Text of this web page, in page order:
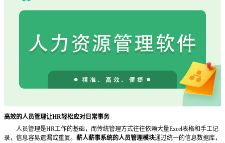
高效的人员管理让HR轻松应对日常事务
人员管理是HR工作的基础，而传统管理方式往往依赖大量Excel表格和手工记
录，信息容易遗漏或重复。 薪人薪事系统的人员管理模块通过统一的信息数据库，